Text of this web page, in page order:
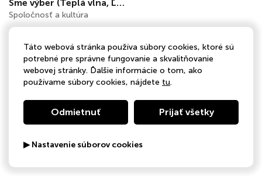
Sme výber (Teplá vlna, Ľudia píšu Tisovi, Ako šafránu, Muzikantské reči)
Spoločnosť a kultúra
Táto webová stránka používa súbory cookies, ktoré sú
potrebné pre správne fungovanie a skvalitňovanie
webovej stránky. Ďalšie informácie o tom, ako
používame súbory cookies, nájdete tu.
Odmietnuť Prijať všetky
▶ Nastavenie súborov cookies